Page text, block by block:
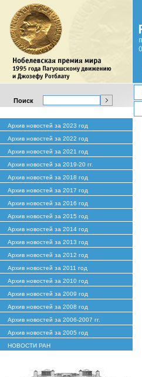
Поиск
Архив новостей за 2023 год
Архив новостей за 2022 год
Архив новостей за 2021 год
Архив новостей за 2019-20 гг.
Архив новостей за 2018 год
Архив новостей за 2017 год
Архив новостей за 2016 год
Архив новостей за 2015 год
Архив новостей за 2014 год
Архив новостей за 2013 год
Архив новостей за 2012 год
Архив новостей за 2011 год
Архив новостей за 2010 год
Архив новостей за 2009 год
Архив новостей за 2008 год
Архив новостей за 2006-2007 гг.
Архив новостей за 2005 год
НОВОСТИ РАН